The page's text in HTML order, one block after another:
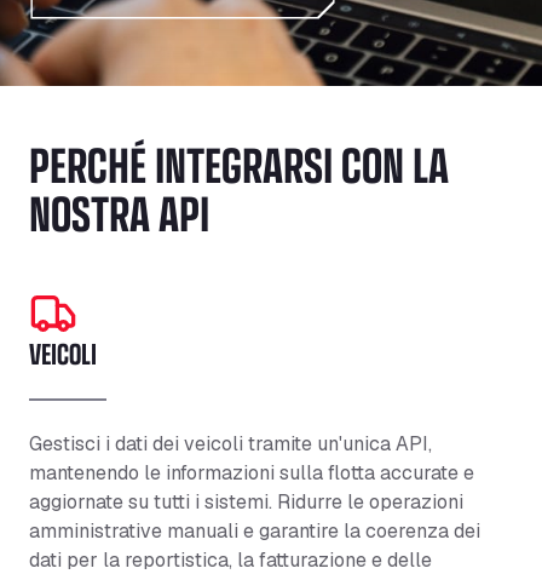
PERCHÉ INTEGRARSI CON LA
NOSTRA API
VEICOLI
Gestisci i dati dei veicoli tramite un'unica API,
mantenendo le informazioni sulla flottaaccuratee
aggiornate su tutti i sistemi. Ridurre le operazioni
amministrative manuali e garantire la coerenza dei
dati per la reportistica, lafatturazionee delle